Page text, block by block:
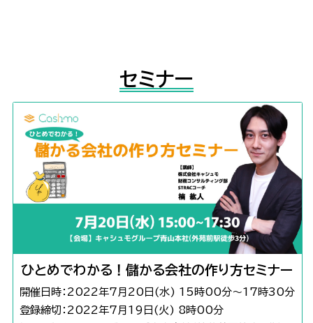
セミナー
ひとめでわかる！儲かる会社の作り方セミナー
開催日時：2022年7月20日(水) 15時00分～17時30分
登録締切：2022年7月19日(火) 8時00分